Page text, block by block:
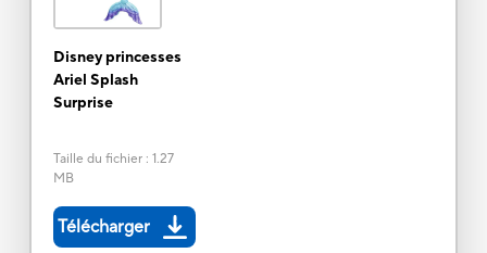
Disney princesses
Ariel Splash
Surprise
Taille du fichier: 1.27
MB
Télécharger